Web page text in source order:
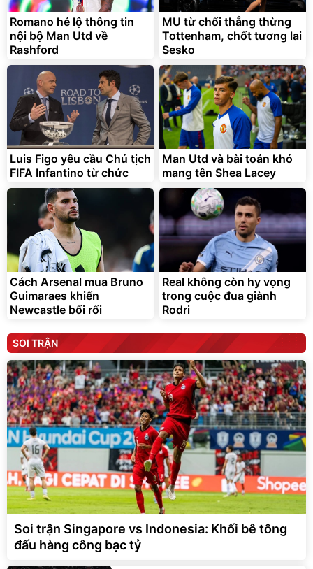
Romano hé lộ thông tin
nội bộ Man Utd về
Rashford
MU từ chối thẳng thừng
Tottenham, chốt tương lai
Sesko
Luis Figo yêu cầu Chủ tịch
FIFA Infantino từ chức
Man Utd và bài toán khó
mang tên Shea Lacey
Cách Arsenal mua Bruno
Guimaraes khiến
Newcastle bối rối
Real không còn hy vọng
trong cuộc đua giành
Rodri
SOI TRẬN
Soi trận Singapore vs Indonesia: Khối bê tông
đấu hàng công bạc tỷ